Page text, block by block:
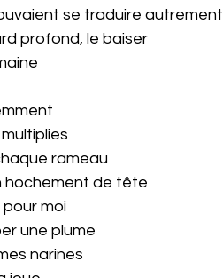
se traduire autrement
profond, le baiser
rameau
hochement de tête
pour moi
une plume
narines